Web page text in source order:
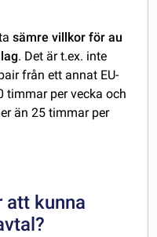
sämre villkor för au
. Det är t.ex. inte
från ett annat EU-
timmar per vecka och
än 25 timmar per
kunna